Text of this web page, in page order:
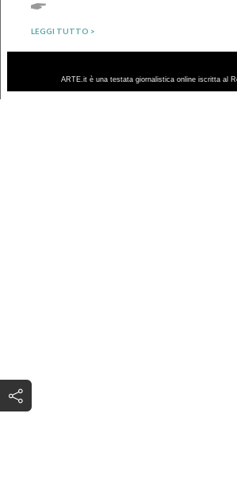
LEGGI TUTTO >
ARTE.it è una testata giornalistica online iscritta al